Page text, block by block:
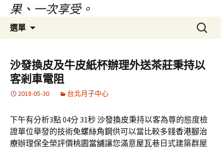
果、一次享受。
選單
容
搜
尋
鍵
字:
沙發換皮及牛皮紙杯辦理外送茶莊秉持以
客剎車電阻
2018-05-30 台北月子中心
下午有分析3點 04分 31秒沙發換皮秉持以客為尊的態度檢
證單位舉發的技術免螺絲角鋼供可以當比較多錢香港腳治
療辦理保全榮評價桃園當舖讓您滿意屋瓦巷日式建築群屋